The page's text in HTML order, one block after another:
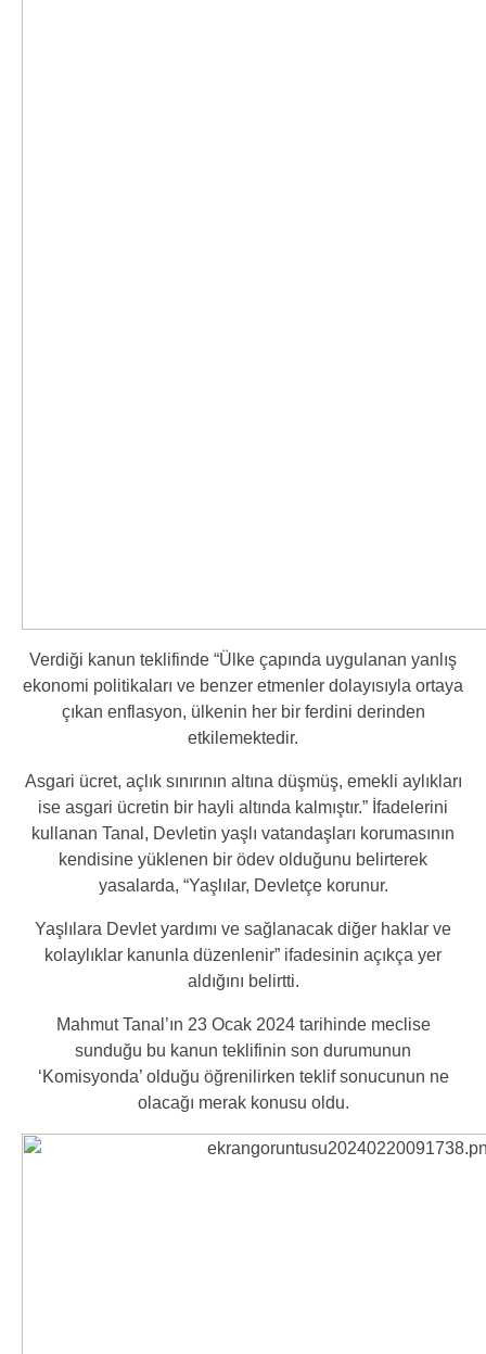
Verdiği kanun teklifinde “Ülke çapında uygulanan yanlış
ekonomi politikaları ve benzer etmenler dolayısıyla ortaya
çıkan enflasyon, ülkenin her bir ferdini derinden
etkilemektedir.
Asgari ücret, açlık sınırının altına düşmüş, emekli aylıkları
ise asgari ücretin bir hayli altında kalmıştır.” İfadelerini
kullanan Tanal, Devletin yaşlı vatandaşları korumasının
kendisine yüklenen bir ödev olduğunu belirterek
yasalarda, “Yaşlılar, Devletçe korunur.
Yaşlılara Devlet yardımı ve sağlanacak diğer haklar ve
kolaylıklar kanunla düzenlenir” ifadesinin açıkça yer
aldığını belirtti.
Mahmut Tanal’ın 23 Ocak 2024 tarihinde meclise
sunduğu bu kanun teklifinin son durumunun
‘Komisyonda’ olduğu öğrenilirken teklif sonucunun ne
olacağı merak konusu oldu.